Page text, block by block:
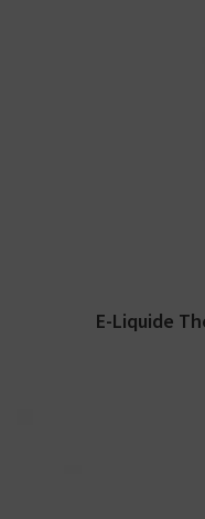
Arômes : fruits
Garden.
E-Liquide